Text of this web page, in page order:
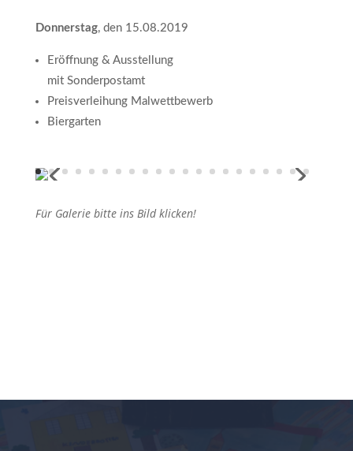
Donnerstag, den 15.08.2019
Eröffnung & Ausstellung
mit Sonderpostamt
Preisverleihung Malwettbewerb
Biergarten
Für Galerie bitte ins Bild klicken!